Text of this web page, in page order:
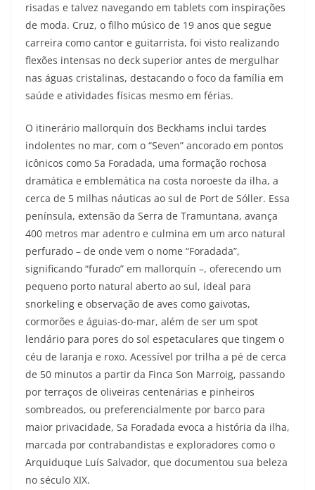
risadas e talvez navegando em tablets com inspirações
de moda. Cruz, o filho músico de 19 anos que segue
carreira como cantor e guitarrista, foi visto realizando
flexões intensas no deck superior antes de mergulhar
nas águas cristalinas, destacando o foco da família em
saúde e atividades físicas mesmo em férias.
O itinerário mallorquín dos Beckhams inclui tardes
indolentes no mar, com o “Seven” ancorado em pontos
icônicos como Sa Foradada, uma formação rochosa
dramática e emblemática na costa noroeste da ilha, a
cerca de 5 milhas náuticas ao sul de Port de Sóller. Essa
península, extensão da Serra de Tramuntana, avança
400 metros mar adentro e culmina em um arco natural
perfurado – de onde vem o nome “Foradada”,
significando “furado” em mallorquín –, oferecendo um
pequeno porto natural aberto ao sul, ideal para
snorkeling e observação de aves como gaivotas,
cormorões e águias-do-mar, além de ser um spot
lendário para pores do sol espetaculares que tingem o
céu de laranja e roxo. Acessível por trilha a pé de cerca
de 50 minutos a partir da Finca Son Marroig, passando
por terraços de oliveiras centenárias e pinheiros
sombreados, ou preferencialmente por barco para
maior privacidade, Sa Foradada evoca a história da ilha,
marcada por contrabandistas e exploradores como o
Arquiduque Luís Salvador, que documentou sua beleza
no século XIX.